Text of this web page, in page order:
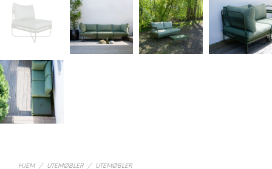
HJEM / UTEMØBLER / UTEMØBLER